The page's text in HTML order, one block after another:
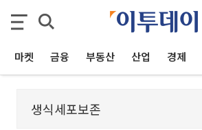
마켓 금융 부동산 산업 경제